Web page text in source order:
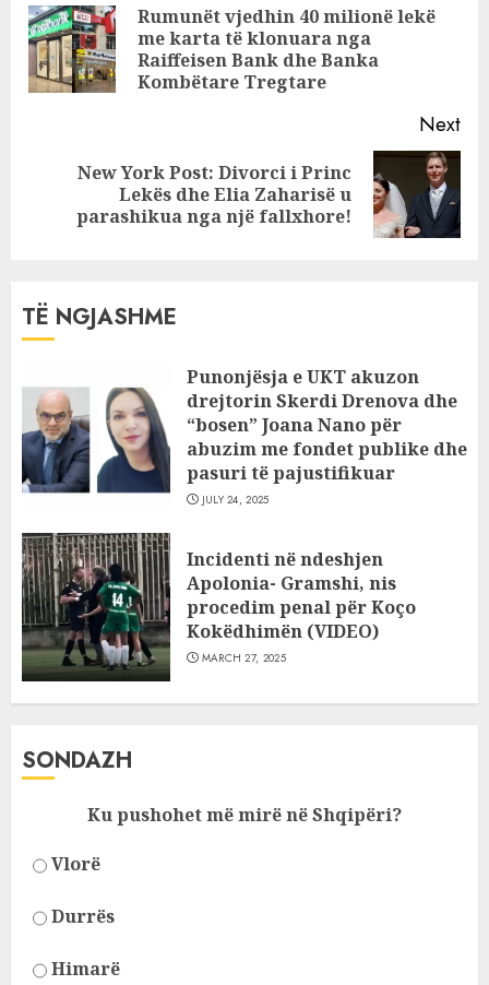
shpërndau videot
në rrjet, pranga
18-vjeçarit!
ReadingRumunët vjedhin 40 milionë lekë
me karta të klonuara nga
Raiffeisen Bank dhe Banka
Kombëtare Tregtare
Next
New York Post: Divorci i Princ
Lekës dhe Elia Zaharisë u
parashikua nga një fallxhore!
TË NGJASHME
Punonjësja e UKT akuzon
drejtorin Skerdi Drenova dhe
“bosen” Joana Nano për
abuzim me fondet publike dhe
pasuri të pajustifikuar
JULY 24, 2025
Incidenti në ndeshjen
Apolonia- Gramshi, nis
procedim penal për Koço
Kokëdhimën (VIDEO)
MARCH 27, 2025
SONDAZH
Ku pushohet më mirë në Shqipëri?
Vlorë
Durrës
Himarë